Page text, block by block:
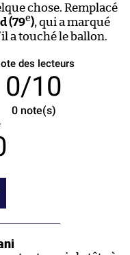
chose. Remplacé
(79e), qui a marqué
a touché le ballon.
des lecteurs
0/10
0note(s)